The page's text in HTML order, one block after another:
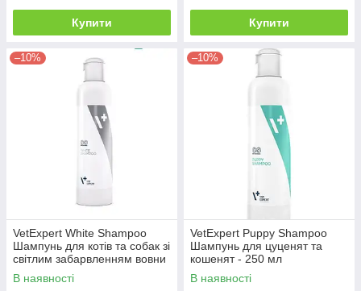
Купити Купити
–10%
VetExpert White Shampoo
Шампунь для котів та собак зі
світлим забарвленням вовни
- 250 мл
В наявності
–10%
VetExpert Puppy Shampoo
Шампунь для цуценят та
кошенят - 250 мл
В наявності